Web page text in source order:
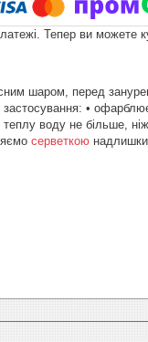
Тепер ви можете
шаром, перед
•
воду не більше, ніж
серветкою